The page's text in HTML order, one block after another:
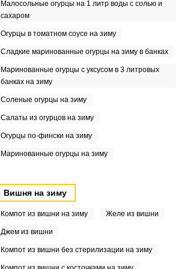
Малосольные огурцы на 1 литр воды с солью и
сахаром
Огурцы в томатном соусе на зиму
Сладкие маринованные огурцы на зиму в банках
Маринованные огурцы с уксусом в 3 литровых
банках на зиму
Соленые огурцы на зиму
Салаты из огурцов на зиму
Огурцы по-фински на зиму
Маринованные огурцы на зиму
Вишня на зиму
Компот из вишни на зиму Желе из вишни
Джем из вишни
Компот из вишни без стерилизации на зиму